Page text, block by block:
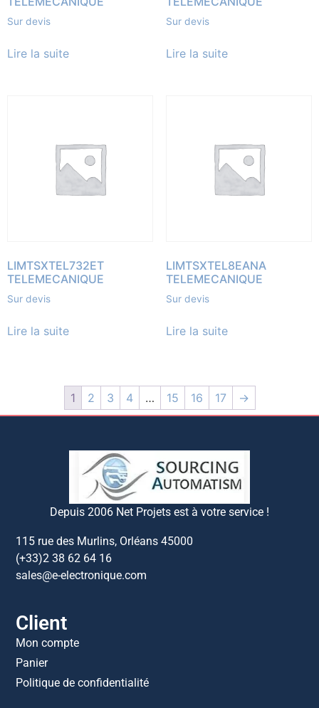
Sur devis
Lire la suite
Sur devis
Lire la suite
LIMTSXTEL732ET
TELEMECANIQUE
Sur devis
Lire la suite
LIMTSXTEL8EANA
TELEMECANIQUE
Sur devis
Lire la suite
1 2 3 4 … 15 16 17 →
Depuis 2006 Net Projets est à votre service !
115 rue des Murlins, Orléans 45000
(+33)2 38 62 64 16
sales@e-electronique.com
Client
Mon compte
Panier
Politique de confidentialité